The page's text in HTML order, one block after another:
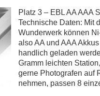
Platz 3 – EBL AA AAA
Technische Daten: Mit
Wunderwerk können
also AA und AAA
handlich geladen
Gramm leichten
gerne Photografen auf
nehmen, passen 8